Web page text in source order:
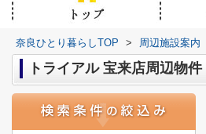
奈良ひとり暮らしTOP > 周辺施設案内
トライアル 宝来店周辺物件